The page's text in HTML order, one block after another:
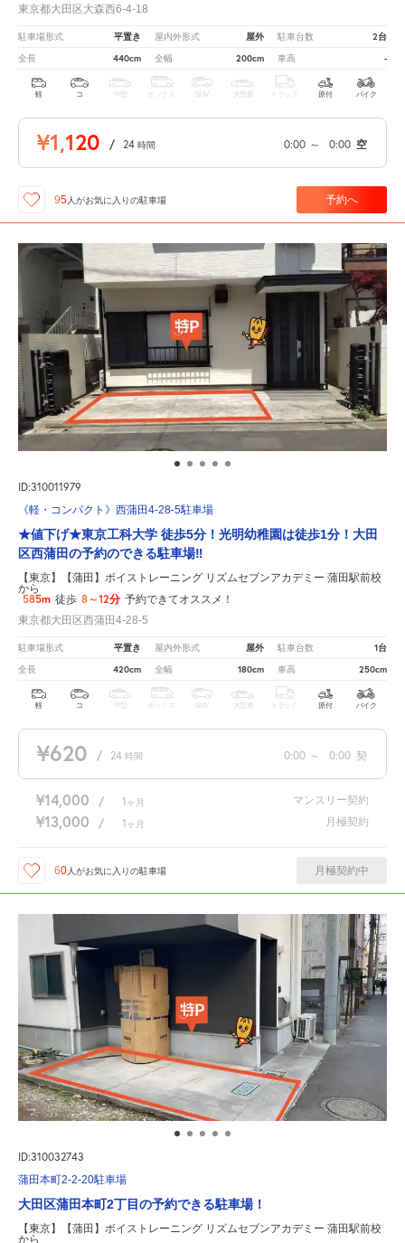
東京都大田区大森西6-4-18
駐車場形式 平置き 屋内外形式 屋外 駐車台数 2台
全長 440cm 全幅 200cm 車高 -
軽 コ 中型 ボックス SUV 大型車 トラック 原付 バイク
¥1,120 / 24 時間 0:00 ～ 0:00 空
95 人がお気に入りの駐車場 予約へ
ID:310011979
《軽・コンパクト》西蒲田4-28-5駐車場
★値下げ★東京工科大学 徒歩5分！光明幼稚園は徒歩1分！大田
区西蒲田の予約のできる駐車場‼
【東京】【蒲田】ボイストレーニング リズムセブンアカデミー 蒲田駅前校
から
585m 徒歩 8～12分 予約できてオススメ！
東京都大田区西蒲田4-28-5
駐車場形式 平置き 屋内外形式 屋外 駐車台数 1台
全長 420cm 全幅 180cm 車高 250cm
軽 コ 中型 ボックス SUV 大型車 トラック 原付 バイク
¥620 / 24 時間 0:00 ～ 0:00 契
¥14,000 / 1 ヶ月 マンスリー契約
¥13,000 / 1 ヶ月 月極契約
60 人がお気に入りの駐車場 月極契約中
ID:310032743
蒲田本町2-2-20駐車場
大田区蒲田本町2丁目の予約できる駐車場！
【東京】【蒲田】ボイストレーニング リズムセブンアカデミー 蒲田駅前校
から